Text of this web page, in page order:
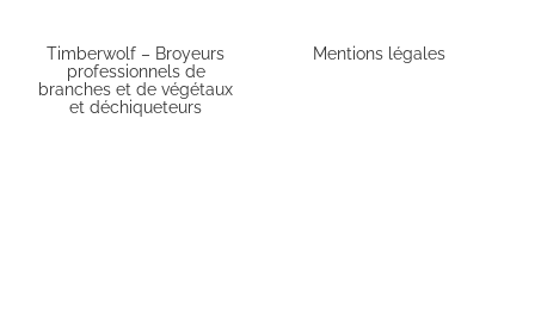
Timberwolf – Broyeurs
professionnels de
branches et de végétaux
et déchiqueteurs
Mentions légales